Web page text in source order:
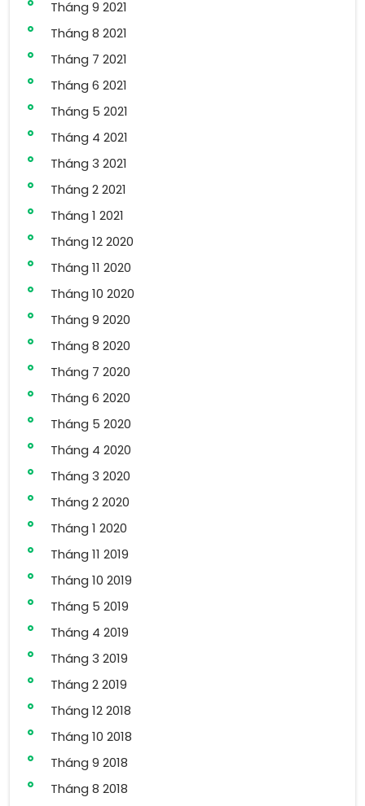
Tháng 9 2021
Tháng 8 2021
Tháng 7 2021
Tháng 6 2021
Tháng 5 2021
Tháng 4 2021
Tháng 3 2021
Tháng 2 2021
Tháng 1 2021
Tháng 12 2020
Tháng 11 2020
Tháng 10 2020
Tháng 9 2020
Tháng 8 2020
Tháng 7 2020
Tháng 6 2020
Tháng 5 2020
Tháng 4 2020
Tháng 3 2020
Tháng 2 2020
Tháng 1 2020
Tháng 11 2019
Tháng 10 2019
Tháng 5 2019
Tháng 4 2019
Tháng 3 2019
Tháng 2 2019
Tháng 12 2018
Tháng 10 2018
Tháng 9 2018
Tháng 8 2018